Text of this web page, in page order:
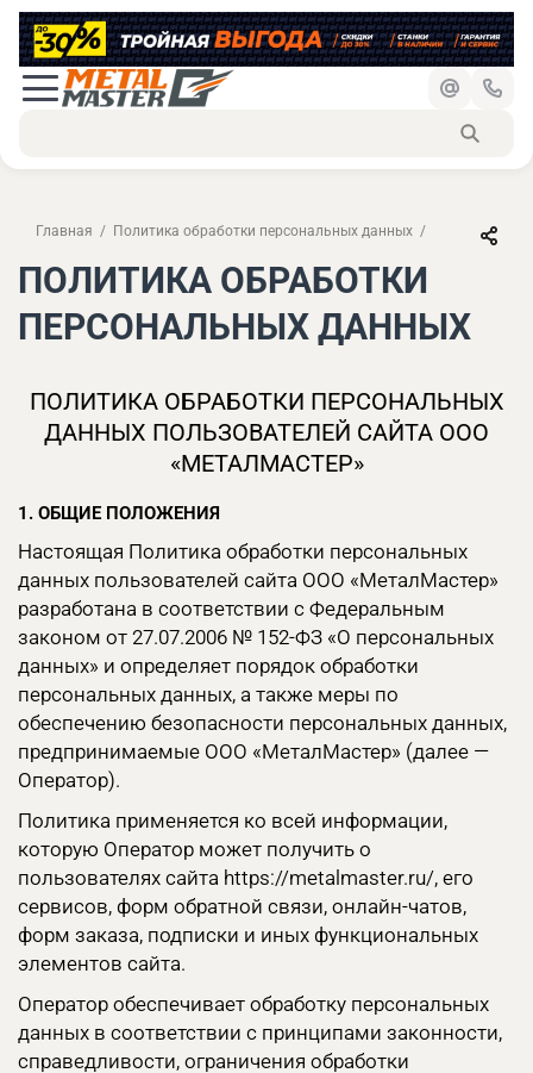
Главная Политика обработки персональных данных
ПОЛИТИКА ОБРАБОТКИ
ПЕРСОНАЛЬНЫХ ДАННЫХ
ПОЛИТИКА ОБРАБОТКИ ПЕРСОНАЛЬНЫХ
ДАННЫХ ПОЛЬЗОВАТЕЛЕЙ САЙТА ООО
«МЕТАЛМАСТЕР»
1. ОБЩИЕ ПОЛОЖЕНИЯ
Настоящая Политика обработки персональных
данных пользователей сайта ООО «МеталМастер»
разработана в соответствии с Федеральным
законом от 27.07.2006 № 152-ФЗ «О персональных
данных» и определяет порядок обработки
персональных данных, а также меры по
обеспечению безопасности персональных данных,
предпринимаемые ООО «МеталМастер» (далее —
Оператор).
Политика применяется ко всей информации,
которую Оператор может получить о
пользователях сайта https://metalmaster.ru/, его
сервисов, форм обратной связи, онлайн-чатов,
форм заказа, подписки и иных функциональных
элементов сайта.
Оператор обеспечивает обработку персональных
данных в соответствии с принципами законности,
справедливости, ограничения обработки